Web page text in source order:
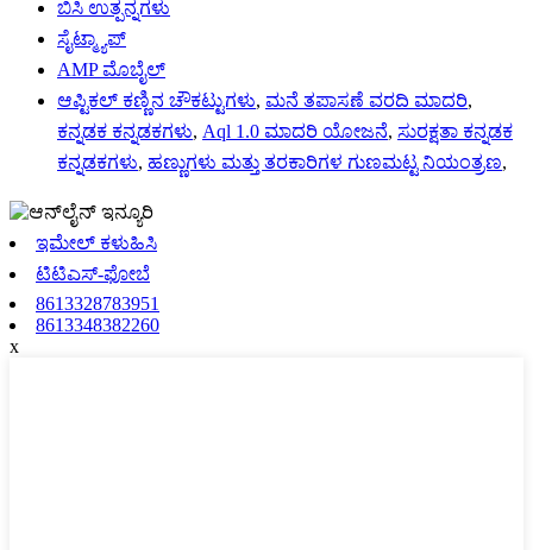
ಬಿಸಿ ಉತ್ಪನ್ನಗಳು
ಸೈಟ್ಮ್ಯಾಪ್
AMP ಮೊಬೈಲ್
ಆಪ್ಟಿಕಲ್ ಕಣ್ಣಿನ ಚೌಕಟ್ಟುಗಳು, ಮನೆ ತಪಾಸಣೆ ವರದಿ ಮಾದರಿ,
ಕನ್ನಡಕ ಕನ್ನಡಕಗಳು, Aql 1.0 ಮಾದರಿ ಯೋಜನೆ, ಸುರಕ್ಷತಾ ಕನ್ನಡಕ
ಕನ್ನಡಕಗಳು, ಹಣ್ಣುಗಳು ಮತ್ತು ತರಕಾರಿಗಳ ಗುಣಮಟ್ಟ ನಿಯಂತ್ರಣ,
ಇಮೇಲ್ ಕಳುಹಿಸಿ
ಟಿಟಿಎಸ್-ಫೋಬೆ
8613328783951
8613348382260
x